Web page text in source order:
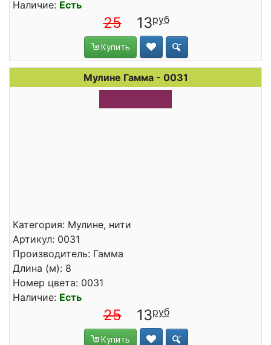
Наличие: Есть
25 13
Купить
Мулине Гамма - 0031
Категория: Мулине, нити
Артикул: 0031
Производитель: Гамма
Длина (м): 8
Номер цвета: 0031
Наличие: Есть
25 13
Купить